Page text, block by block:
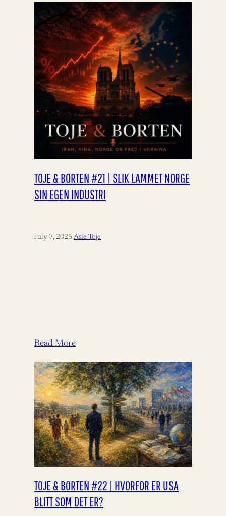
TOJE & BORTEN #21 | SLIK LAMMET NORGE
SIN EGEN INDUSTRI
July 7, 2026·Asle Toje
Read More
TOJE & BORTEN #22 | HVORFOR ER USA
BLITT SOM DET ER?